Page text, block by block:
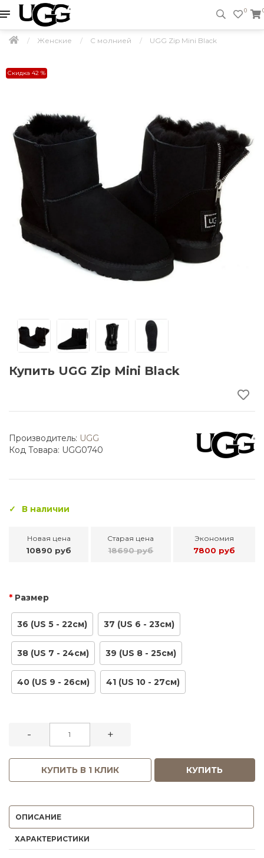
0
Женские С молнией UGG Zip Mini Black
Скидка 42 %
Купить UGG Zip Mini Black
Производитель: UGG
Код Товара: UGG0740
В наличии
Новая цена
10890 руб
Старая цена
18690 руб
Экономия
7800 руб
Размер
36 (US 5 - 22см) 37 (US 6 - 23см)
38 (US 7 - 24см) 39 (US 8 - 25см)
40 (US 9 - 26см) 41 (US 10 - 27см)
- +
КУПИТЬ В 1 КЛИК КУПИТЬ
ОПИСАНИЕ
ХАРАКТЕРИСТИКИ